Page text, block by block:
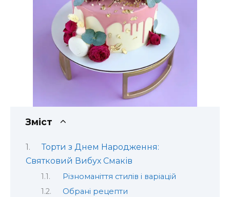
Зміст
Торти з Днем Народження:
Святковий Вибух Смаків
Різноманіття стилів і варіацій
Обрані рецепти